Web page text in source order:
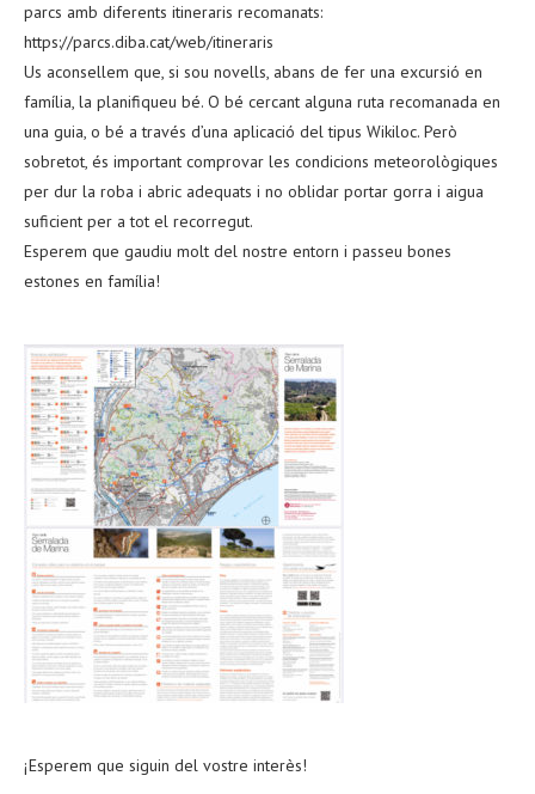
parcs amb diferents itineraris recomanats:
https://parcs.diba.cat/web/itineraris
Us aconsellem que, si sou novells, abans de fer una excursió en
família, la planifiqueu bé. O bé cercant alguna ruta recomanada en
una guia, o bé a través d’una aplicació del tipus Wikiloc. Però
sobretot, és important comprovar les condicions meteorològiques
per dur la roba i abric adequats i no oblidar portar gorra i aigua
suficient per a tot el recorregut.
Esperem que gaudiu molt del nostre entorn i passeu bones
estones en família!
¡Esperem que siguin del vostre interès!